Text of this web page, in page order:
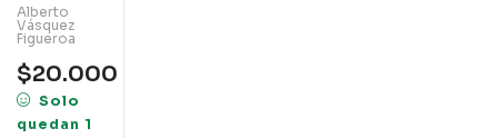
Alberto
Vásquez
Figueroa
$20.000
Solo
quedan 1